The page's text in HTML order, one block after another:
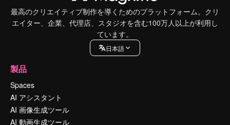
最高のクリエイティブ制作を導くためのプラットフォーム。クリ
エイター、企業、代理店、スタジオを含む100万人以上が利用し
ています。
日本語
製品
Spaces
AI アシスタント
AI 画像生成ツール
AI 動画生成ツール